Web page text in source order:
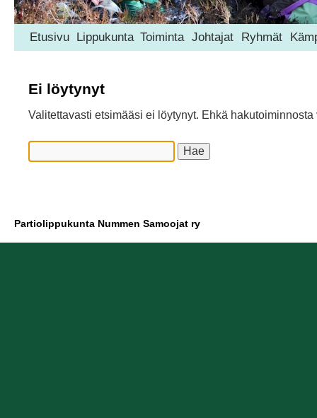
Etusivu Lippukunta Toiminta Johtajat Ryhmät
Ei löytynyt
Valitettavasti etsimääsi ei löytynyt. Ehkä
Partiolippukunta Nummen Samoojat ry